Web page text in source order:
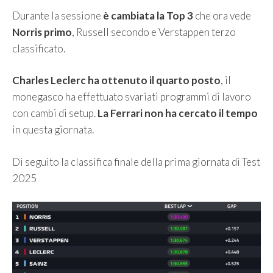
Durante la sessione è cambiata la Top 3che ora vede
Norris primo, Russell secondo e Verstappen terzo
classificato.
Charles Leclerc ha ottenuto il quarto posto, il
monegasco ha effettuato svariati programmi di lavoro
con cambi di setup.La Ferrari non ha cercato il tempo
in questa giornata.
Di seguito la classifica finale della prima giornata di Test
2025